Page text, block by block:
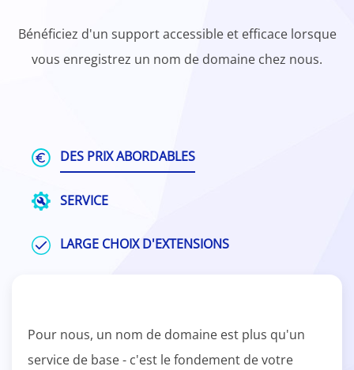
Bénéficiez d'un support accessible et efficace lorsque
vous enregistrez un nom de domaine chez nous.
DES PRIX ABORDABLES
SERVICE
LARGE CHOIX D'EXTENSIONS
Pour nous, un nom de domaine est plus qu'un
service de base - c'est le fondement de votre